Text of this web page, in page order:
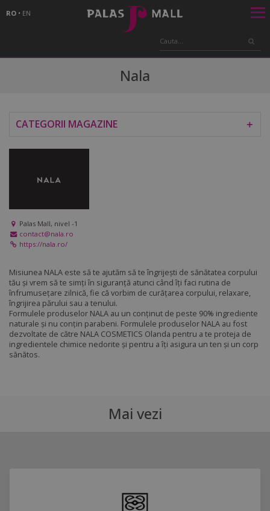
RO • EN
Nala
CATEGORII MAGAZINE ＋
Palas Mall, nivel -1
contact@nala.ro
https://nala.ro/
Misiunea NALA este să te ajutăm să te îngrijești de sănătatea corpului
tău și vrem să te simți în siguranță atunci când îți faci rutina de
înfrumusețare zilnică, fie că vorbim de curățarea corpului, relaxare,
îngrijirea părului sau a tenului.
Formulele produselor NALA au un conținut de peste 90% ingrediente
naturale și nu conțin parabeni. Formulele produselor NALA au fost
dezvoltate de către NALA COSMETICS Olanda pentru a te proteja de
ingredientele chimice nedorite și pentru a îți asigura un ten și un corp
sănătos.
Mai vezi